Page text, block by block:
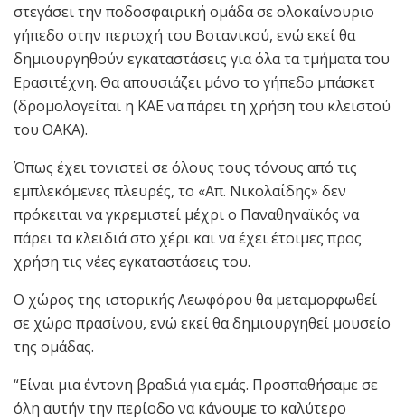
στεγάσει την ποδοσφαιρική ομάδα σε ολοκαίνουριο
γήπεδο στην περιοχή του Βοτανικού, ενώ εκεί θα
δημιουργηθούν εγκαταστάσεις για όλα τα τμήματα του
Ερασιτέχνη. Θα απουσιάζει μόνο το γήπεδο μπάσκετ
(δρομολογείται η ΚΑΕ να πάρει τη χρήση του κλειστού
του ΟΑΚΑ).
Όπως έχει τονιστεί σε όλους τους τόνους από τις
εμπλεκόμενες πλευρές, το «Απ. Νικολαΐδης» δεν
πρόκειται να γκρεμιστεί μέχρι ο Παναθηναϊκός να
πάρει τα κλειδιά στο χέρι και να έχει έτοιμες προς
χρήση τις νέες εγκαταστάσεις του.
Ο χώρος της ιστορικής Λεωφόρου θα μεταμορφωθεί
σε χώρο πρασίνου, ενώ εκεί θα δημιουργηθεί μουσείο
της ομάδας.
“Είναι μια έντονη βραδιά για εμάς. Προσπαθήσαμε σε
όλη αυτήν την περίοδο να κάνουμε το καλύτερο